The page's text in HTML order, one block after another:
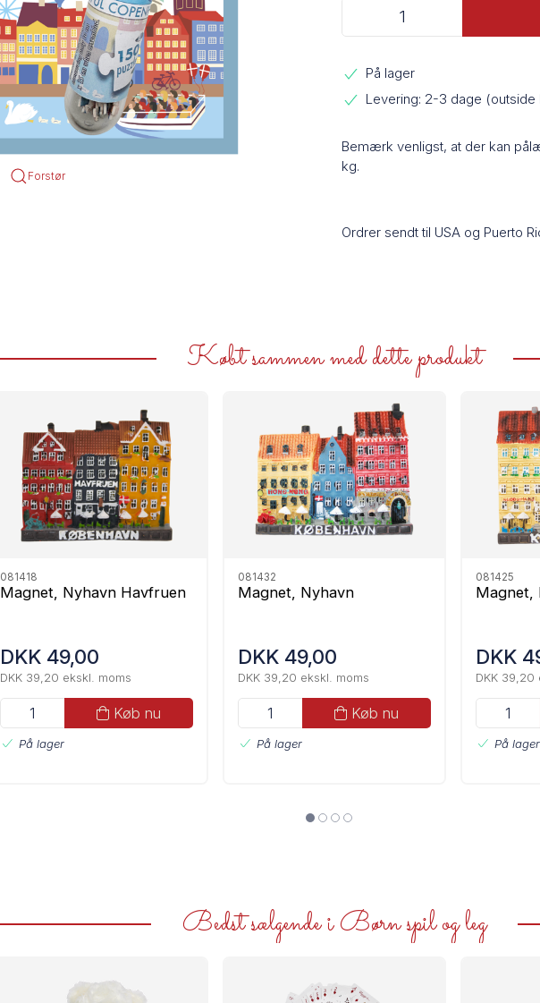
Forstør
På lager
Levering: 2-3 dage
Bemærk venligst, at der kan
kg.
Ordrer sendt til USA og Puerto
Købt sammen med dette produkt
081418
Magnet, Nyhavn Havfruen
DKK 49,00
DKK 39,20 ekskl. moms
Køb nu
På lager
081432
Magnet, Nyhavn
DKK 49,00
DKK 39,20 ekskl. moms
Køb nu
På lager
081425
Magnet,
DKK
DKK 39,20
På lager
Bedst sælgende i Børn spil og leg